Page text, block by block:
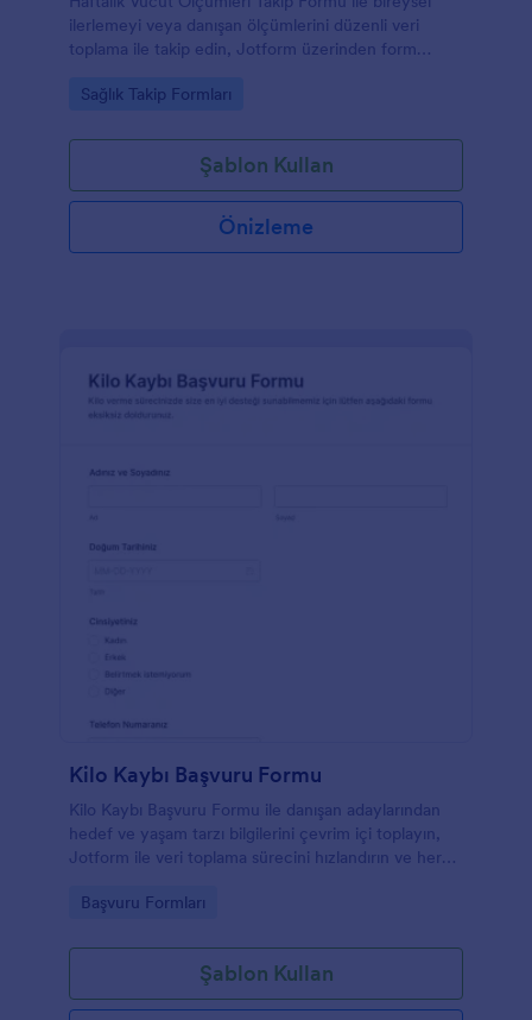
ilerlemeyi veya danışan ölçümlerini düzenli veri
toplama ile takip edin, Jotform üzerinden form
yönetin.
Go to Category:
Sağlık Takip Formları
Şablon Kullan
Önizleme
Kilo Kaybı Başvuru Formu
Kilo Kaybı Başvuru Formu ile danışan adaylarından
hedef ve yaşam tarzı bilgilerini çevrim içi toplayın,
Jotform ile veri toplama sürecini hızlandırın ve her
Go to Category:
Başvuru Formları
Şablon Kullan